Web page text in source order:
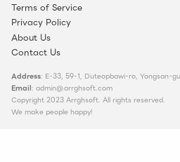
Terms of Service
Privacy Policy
About Us
Contact Us
Address: E-33, 59-1, Duteopbawi-ro, Yongsan-
Email: admin@arrghsoft.com
Copyright 2023 Arrghsoft. All rights reserved.
We make people happy!